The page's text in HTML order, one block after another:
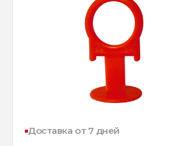
Доставка от 7 дней